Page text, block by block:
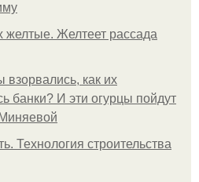
Желтеет рассада
взорвались, как их
банки? И эти огурцы пойдут
Технология строительства